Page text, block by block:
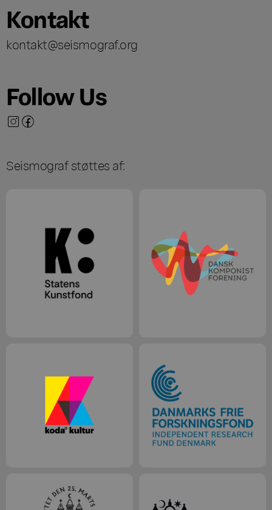
Kontakt
kontakt@seismograf.org
Follow Us
Seismograf støttes af: